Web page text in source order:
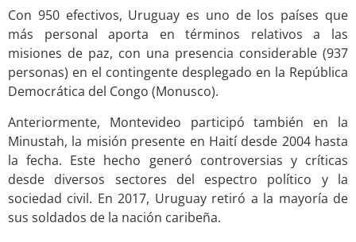
Con 950 efectivos, Uruguay es uno de los países que
más personal aporta en términos relativos a las
misiones de paz, con una presencia considerable (937
personas) en el contingente desplegado en la República
Democrática del Congo (Monusco).
Anteriormente, Montevideo participó también en la
Minustah, la misión presente en Haití desde 2004 hasta
la fecha. Este hecho generó controversias y críticas
desde diversos sectores del espectro político y la
sociedad civil. En 2017, Uruguay retiró a la mayoría de
sus soldados de la nación caribeña.